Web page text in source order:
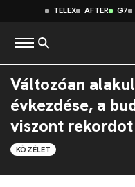
TELEX AFTER G7
Változóan
évkezdése, a
viszont
KÖZÉLET